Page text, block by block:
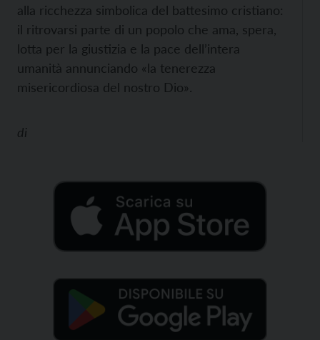
alla ricchezza simbolica del battesimo cristiano:
il ritrovarsi parte di un popolo che ama, spera,
lotta per la giustizia e la pace dell’intera
umanità annunciando «la tenerezza
misericordiosa del nostro Dio».
di